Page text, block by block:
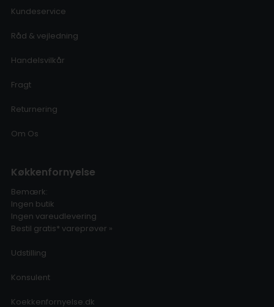
Kundeservice
Råd & vejledning
Handelsvilkår
Fragt
Returnering
Om Os
Køkkenfornyelse
Bemærk:
Ingen butik
Ingen vareudlevering
Bestil gratis* vareprøver »
Udstilling
Konsulent
Koekkenfornyelse.dk